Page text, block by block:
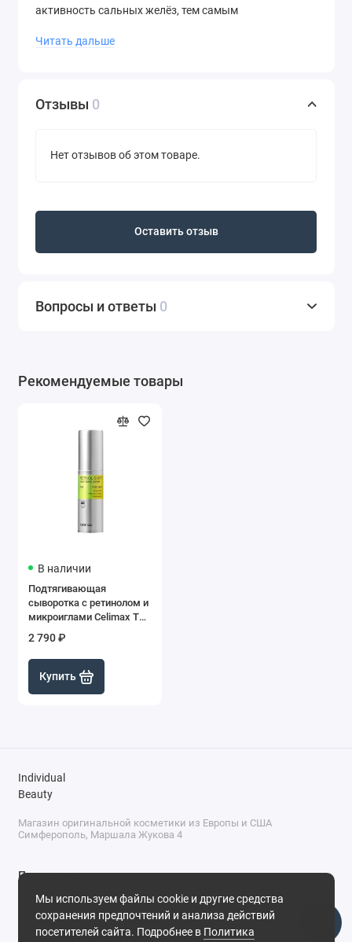
активность сальных желёз, тем самым
Повышает барьерные функции, способствует
раздражение, сужает поры, нормализует продукцию
8 видов гиалуроновой кислоты обеспечивают
длительное увлажнение, защищают от
обезвоживания и образования преждевременных
Витамин С (Sodium Ascorbyl Phosphate) в стабильной
Подходит для нормальной, комбинированной и
предварительно очищенную кожу с расстояния 15-20
см на этапе тонизирования или в течение дня для
Продолжите уход нанесением сыворотки и крема.
Читать дальше
Отзывы 0
Нет отзывов об этом товаре.
Оставить отзыв
Вопросы и ответы 0
Рекомендуемые товары
В наличии
Подтягивающая
сыворотка с ретинолом и
микроиглами Celimax The
Vita-A Retinol Shot
Tightening Serum, 30 мл
2 790 ₽
Купить
Мы используем файлы cookie и другие средства
сохранения предпочтений и анализа действий
посетителей сайта. Подробнее в Политика
Individual
Beauty
Магазин оригинальной косметики из Европы и США
Симферополь, Маршала Жукова 4
Поддержка
+7 (978) 586-46-46
ПН-ПТ: 9:00 - 18:00
Суббота: 9:00 - 17:00